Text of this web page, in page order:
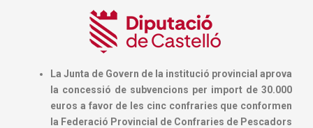
La Junta de Govern de la institució provincial aprova
la concessió de subvencions per import de 30.000
euros a favor de les cinc confraries que conformen
la Federació Provincial de Confraries de Pescadors